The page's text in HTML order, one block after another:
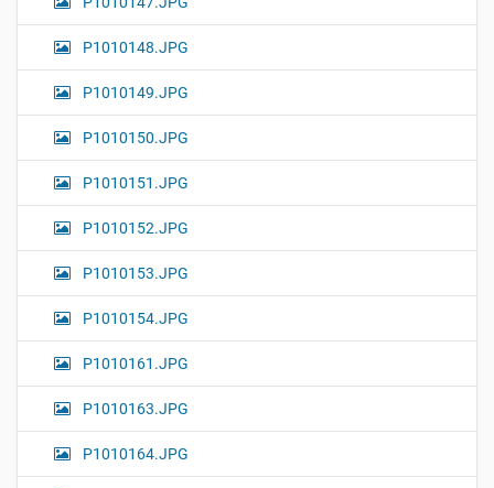
P1010148.JPG
P1010149.JPG
P1010150.JPG
P1010151.JPG
P1010152.JPG
P1010153.JPG
P1010154.JPG
P1010161.JPG
P1010163.JPG
P1010164.JPG